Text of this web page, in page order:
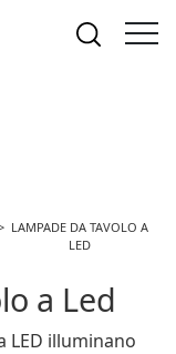
LAMPADE DA TAVOLO A
LED
a Led
LED illuminano